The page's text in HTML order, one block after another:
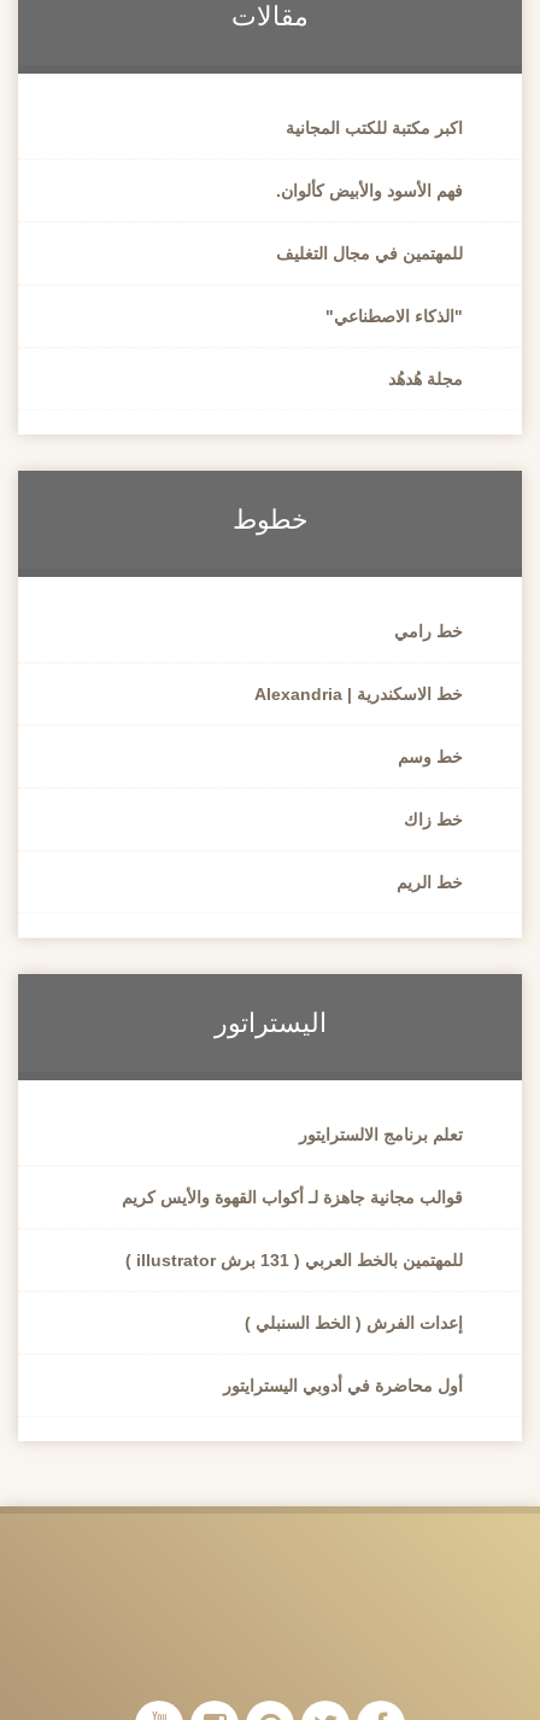
مقالات
اكبر مكتبة للكتب المجانية
فهم الأسود والأبيض كألوان.
للمهتمين في مجال التغليف
"الذكاء الاصطناعي"
مجلة هُدهُد
خطوط
خط رامي
خط الاسكندرية | Alexandria
خط وسم
خط زاك
خط الريم
اليستراتور
تعلم برنامج الالسترايتور
قوالب مجانية جاهزة لـ أكواب القهوة والأيس كريم
للمهتمين بالخط العربي ( 131 برش illustrator )
إعدات الفرش ( الخط السنبلي )
أول محاضرة في أدوبي اليسترايتور